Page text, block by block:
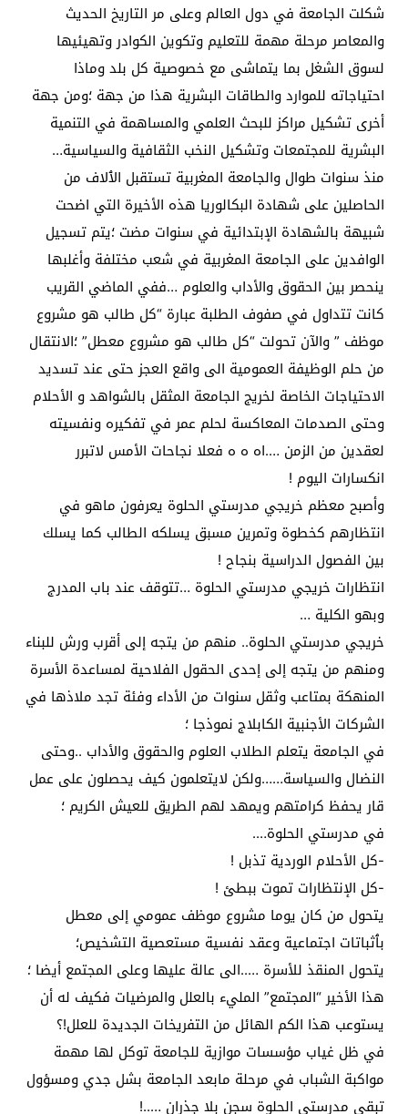
شكلت الجامعة في دول العالم وعلى مر التاريخ الحديث
والمعاصر مرحلة مهمة للتعليم وتكوين الكوادر وتهيئيها
لسوق الشغل بما يتماشى مع خصوصية كل بلد وماذا
احتياجاته للموارد والطاقات البشرية هذا من جهة ؛ومن جهة
أخرى تشكيل مراكز للبحث العلمي والمساهمة في التنمية
البشرية للمجتمعات وتشكيل النخب الثقافية والسياسية…
منذ سنوات طوال والجامعة المغربية تستقبل الٱلاف من
الحاصلين على شهادة البكالوريا هذه الأخيرة التي اضحت
شبيهة بالشهادة الإبتدائية في سنوات مضت ؛يتم تسجيل
الوافدين على الجامعة المغربية في شعب مختلفة وأغلبها
ينحصر بين الحقوق والأداب والعلوم …ففي الماضي القريب
كانت تتداول في صفوف الطلبة عبارة “كل طالب هو مشروع
موظف ” والآن تحولت “كل طالب هو مشروع معطل” ؛الانتقال
من حلم الوظيفة العمومية الى واقع العجز حتى عند تسديد
الاحتياجات الخاصة لخريج الجامعة المثقل بالشواهد و الأحلام
وحتى الصدمات المعاكسة لحلم عمر في تفكيره ونفسيته
لعقدين من الزمن ….اه ه ه فعلا نجاحات الأمس لاتبرر
انكسارات اليوم !
وأصبح معظم خريجي مدرستي الحلوة يعرفون ماهو في
انتظارهم كخطوة وتمرين مسبق يسلكه الطالب كما يسلك
بين الفصول الدراسية بنجاح !
انتظارات خريجي مدرستي الحلوة …تتوقف عند باب المدرج
وبهو الكلية …
خريجي مدرستي الحلوة.. منهم من يتجه إلى أقرب ورش للبناء
ومنهم من يتجه إلى إحدى الحقول الفلاحية لمساعدة الأسرة
المنهكة بمتاعب وثقل سنوات من الأداء وفئة تجد ملاذها في
الشركات الأجنبية الكابلاج نموذجا ؛
في الجامعة يتعلم الطلاب العلوم والحقوق والأداب ..وحتى
النضال والسياسة……ولكن لايتعلمون كيف يحصلون على عمل
قار يحفظ كرامتهم ويمهد لهم الطريق للعيش الكريم ؛
في مدرستي الحلوة….
-كل الأحلام الوردية تذبل !
-كل الإنتظارات تموت ببطئ !
يتحول من كان يوما مشروع موظف عمومي إلى معطل
بٱثباتات اجتماعية وعقد نفسية مستعصية التشخيص؛
يتحول المنقذ للأسرة …..الى عالة عليها وعلى المجتمع أيضا ؛
هذا الأخير “المجتمع” المليء بالعلل والمرضيات فكيف له أن
يستوعب هذا الكم الهائل من التفريخات الجديدة للعلل!؟
في ظل غياب مؤسسات موازية للجامعة توكل لها مهمة
مواكبة الشباب في مرحلة مابعد الجامعة بشل جدي ومسؤول
تبقى مدرستي الحلوة سجن بلا جذران …..!